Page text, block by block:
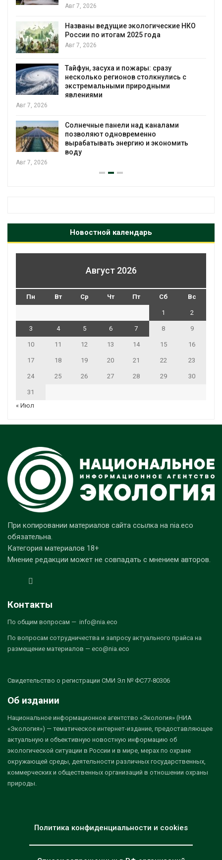
Авг 7, 2026
Названы ведущие экологические НКО
России по итогам 2025 года
Авг 7, 2026
Тайфун, засуха и пожары: сразу
несколько регионов столкнулись с
экстремальными природными
явлениями
Авг 7, 2026
Солнечные панели над каналами
позволяют одновременно
вырабатывать энергию и экономить
воду
Авг 7, 2026
Новостной календарь
Август 2026
Пн Вт Ср Чт Пт Сб Вс
1 2
3 4 5 6 7 8 9
10 11 12 13 14 15 16
17 18 19 20 21 22 23
24 25 26 27 28 29 30
31
« Июл
При копировании материалов сайта ссылка на nia.eco
обязательна.
Категория материалов 18+
Мнение редакции может не совпадать с мнением авторов.
Контакты
По общим вопросам — info@nia.eco
По вопросам сотрудничества и запросу актуального прайса на
размещение материалов — eco@nia.eco
Свидетельство о регистрации СМИ Эл № ФС77-80306
Об издании
Национальное информационное агентство «Экология» (НИА
«Экология») — тематическое интернет-издание, предоставляющее
актуальную и объективную новостную информацию об
экологической ситуации в России и в мире, мерах по охране
окружающей среды, деятельности различных государственных,
коммерческих и общественных организаций в отношении охраны
природы.
Политика конфиденциальности и cookies